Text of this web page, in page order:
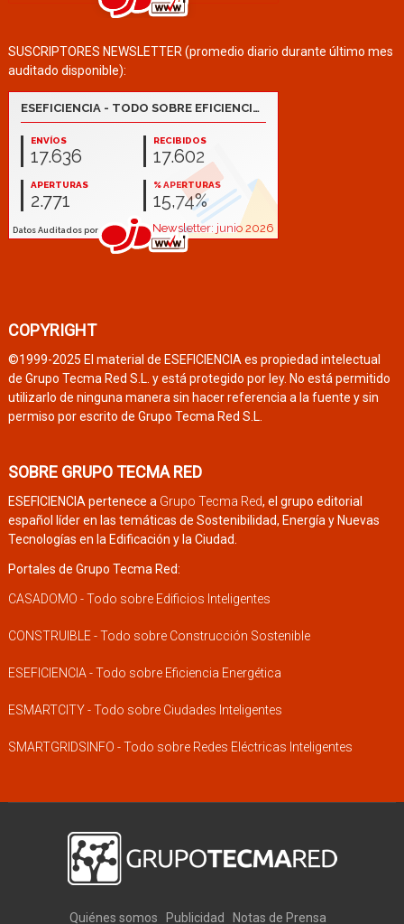
SUSCRIPTORES NEWSLETTER (promedio diario durante último mes
auditado disponible):
COPYRIGHT
©1999-2025 El material de ESEFICIENCIA es propiedad intelectual
de Grupo Tecma Red S.L. y está protegido por ley. No está permitido
utilizarlo de ninguna manera sin hacer referencia a la fuente y sin
permiso por escrito de Grupo Tecma Red S.L.
SOBRE GRUPO TECMA RED
ESEFICIENCIA pertenece a Grupo Tecma Red, el grupo editorial
español líder en las temáticas de Sostenibilidad, Energía y Nuevas
Tecnologías en la Edificación y la Ciudad.
Portales de Grupo Tecma Red:
CASADOMO - Todo sobre Edificios Inteligentes
CONSTRUIBLE - Todo sobre Construcción Sostenible
ESEFICIENCIA - Todo sobre Eficiencia Energética
ESMARTCITY - Todo sobre Ciudades Inteligentes
SMARTGRIDSINFO - Todo sobre Redes Eléctricas Inteligentes
Quiénes somos Publicidad Notas de Prensa